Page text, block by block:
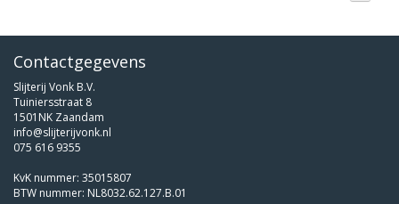
Contactgegevens
Slijterij Vonk B.V.
Tuiniersstraat 8
1501NK Zaandam
info@slijterijvonk.nl
075 616 9355
KvK nummer: 35015807
BTW nummer: NL8032.62.127.B.01